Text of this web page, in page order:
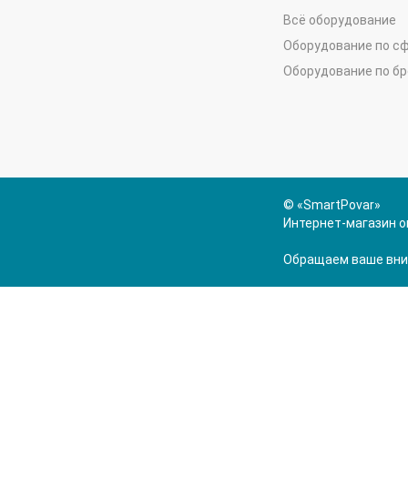
Всё оборудование
Оборудование по
Оборудование по
© «SmartPovar»
Интернет-магазин
Обращаем ваше